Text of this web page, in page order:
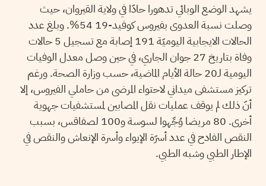
يشهد الوضع الوبائي تدهورا حادّا في ولاية القيروان، حيث
وصلت نسبة العدوى بفيروس كوفيد-19 54%. وبلغ عدد
الحالات الايجابية اليوميّة 191 إصابة مع تسجيل 5 حالات
وفاة بتاريخ 27 جوان الجاري، في حين وصل معدل الوفيات
اليومية لـ20 حالة الأيام الماضية، حسب وزارة الصحة. ورغم
تركيز مستشفى ميداني لاحتواء المرضى من حاملي الفيروس، إلا
أنّ ذلك لم يوقف عمليات نقل المصابين لمستشفيات جهوية
أخرى. 80 مريضا وُجِّهوا لسوسة و100 لصفاقس، بسبب
النقص الفادح في عدد أسرّة الإيواء وأسرة الإنعاش والنقص في
الإطار الطبي وشبه الطبي.